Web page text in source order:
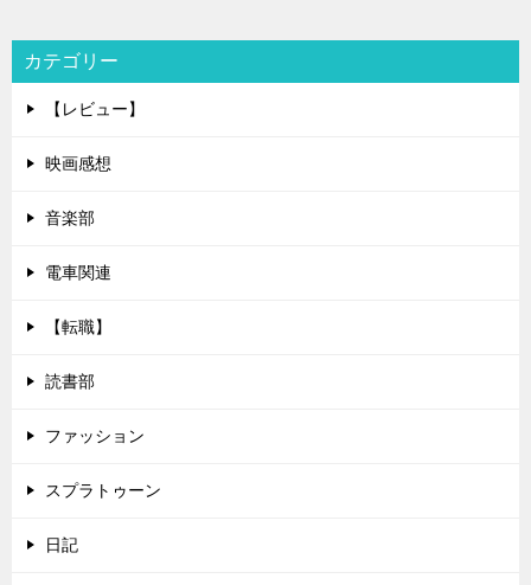
カテゴリー
【レビュー】
映画感想
音楽部
電車関連
【転職】
読書部
ファッション
スプラトゥーン
日記